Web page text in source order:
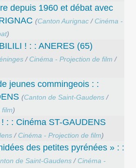
depuis 1960 et débat avec
(Canton Aurignac / Cinéma -
)
! : : ANERES (65)
/ Cinéma - Projection de film /
jeunes commingeois : :
(Canton de Saint-Gaudens /
film)
: : Cinéma ST-GAUDENS
/ Cinéma - Projection de film)
des petites pyrénées » : :
de Saint-Gaudens / Cinéma -